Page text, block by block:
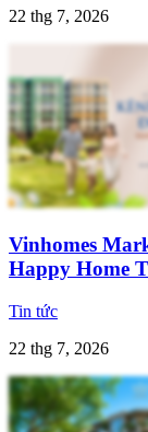
22 thg 7, 2026
Vinhomes
Happy Home
Tin tức
22 thg 7, 2026